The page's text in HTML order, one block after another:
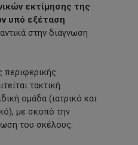
εκτίμησης της
υπό εξέταση
στην διάγνωση
περιφερικής
τακτική
ομάδα (ιατρικό και
με σκοπό την
του σκέλους.